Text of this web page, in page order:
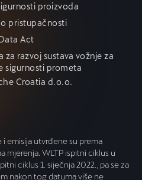
proizvoda
pristupačnosti
Act
razvoj sustava vožnje za
sigurnosti prometa
Croatia d.o.o.
emisija utvrđene su prema
mjerenja. WLTP ispitni ciklus u
ciklus 1. siječnja 2022., pa se za
nakon tog datuma više ne